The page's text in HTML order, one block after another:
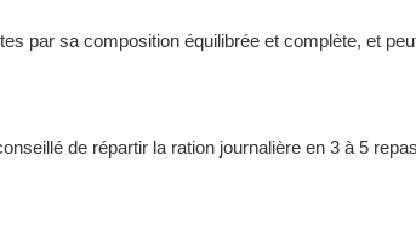
par sa composition équilibrée et complète, et
de répartir la ration journalière en 3 à 5